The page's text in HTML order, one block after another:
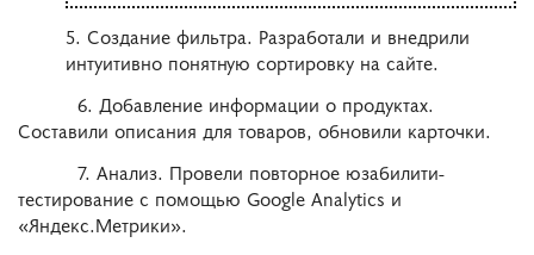
5. Создание фильтра. Разработали и внедрили
интуитивно понятную сортировку на сайте.
6. Добавление информации о продуктах.
Составили описания для товаров, обновили карточки.
7. Анализ. Провели повторное юзабилити-
тестирование с помощью Google Analytics и
«Яндекс.Метрики».